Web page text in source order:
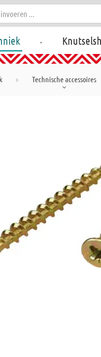
.
Technische accessoires